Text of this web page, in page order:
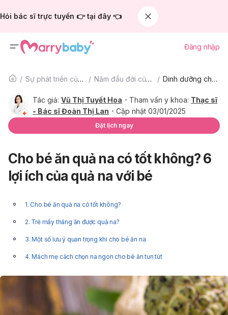
Hỏi bác sĩ trực tuyến 👉 tại đây 👈
Đăng nhập
Sự phát triển của trẻ Năm đầu đời của bé Dinh dưỡng cho bé
Tác giả: Vũ Thị Tuyết Hoa Tham vấn y khoa: Thạc sĩ
- Bác sĩ Đoàn Thị Lan
Cập nhật 03/01/2025
Đặt lịch ngay
Cho bé ăn quả na có tốt không? 6
lợi ích của quả na với bé
1. Cho bé ăn quả na có tốt không?
2. Trẻ mấy tháng ăn được quả na?
3. Một số lưu ý quan trọng khi cho bé ăn na
4. Mách mẹ cách chọn na ngon cho bé ăn tun tút